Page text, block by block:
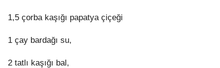
1,5 çorba kaşığı papatya çiçeği
1 çay bardağı su,
2 tatlı kaşığı bal,